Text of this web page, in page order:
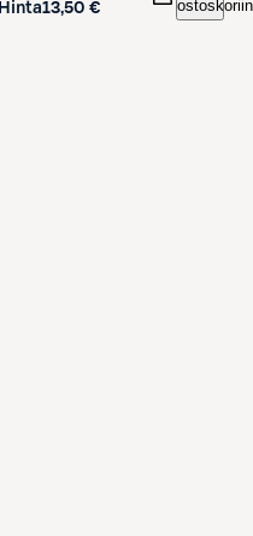
Hinta13,50 € ostoskoriin